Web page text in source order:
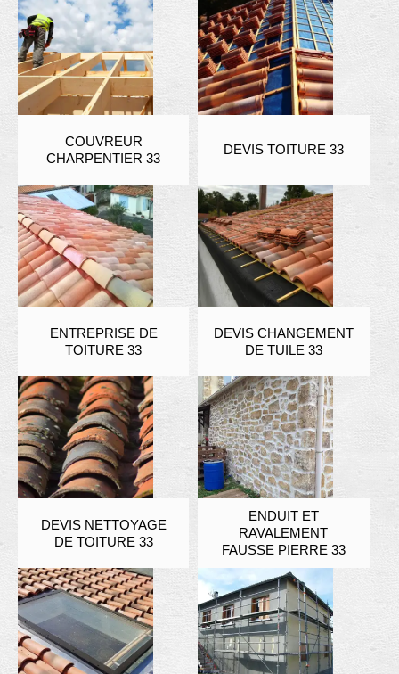
COUVREUR
CHARPENTIER 33
DEVIS TOITURE 33
ENTREPRISE DE
TOITURE 33
DEVIS CHANGEMENT
DE TUILE 33
DEVIS NETTOYAGE
DE TOITURE 33
ENDUIT ET
RAVALEMENT
FAUSSE PIERRE 33